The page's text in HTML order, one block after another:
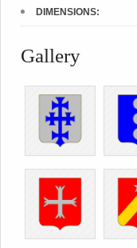
DIMENSIONS:
Gallery